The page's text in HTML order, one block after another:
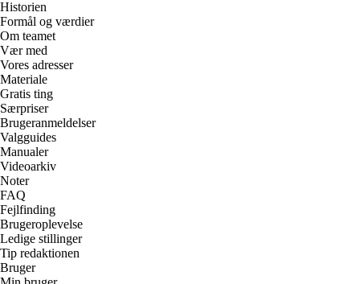
Historien
Formål og værdier
Om teamet
Vær med
Vores adresser
Materiale
Gratis ting
Særpriser
Brugeranmeldelser
Valgguides
Manualer
Videoarkiv
Noter
FAQ
Fejlfinding
Brugeroplevelse
Ledige stillinger
Tip redaktionen
Bruger